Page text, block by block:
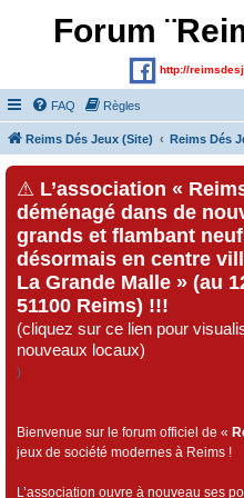
Forum
http://
FAQ Règles
Reims Dés Jeux (Site) Reims Dés
⚠ L’association «
déménagé dans de
grands et flambant
désormais en centre
La Grande Malle » (au
51100 Reims) !!!
(cliquez sur ce lien pour
nouveaux locaux)
)
Bienvenue sur le forum officiel de «
jeux de société modernes à Reims !
L’association ouvre à nouveau ses